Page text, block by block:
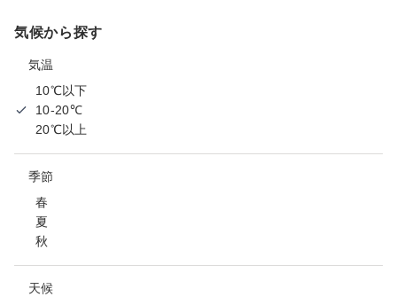
気候から探す
気温
10℃以下
10-20℃
20℃以上
季節
春
夏
秋
天候